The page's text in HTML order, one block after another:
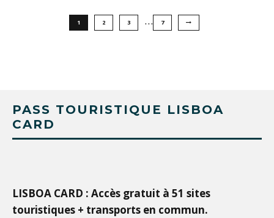
1 2 3 … 7
PASS TOURISTIQUE LISBOA
CARD
LISBOA CARD : Accès gratuit à 51 sites
touristiques + transports en commun.